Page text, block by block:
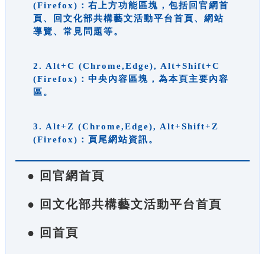
(Firefox)：右上方功能區塊，包括回官網首
頁、回文化部共構藝文活動平台首頁、網站
導覽、常見問題等。
2. Alt+C (Chrome,Edge), Alt+Shift+C
(Firefox)：中央內容區塊，為本頁主要內容
區。
3. Alt+Z (Chrome,Edge), Alt+Shift+Z
(Firefox)：頁尾網站資訊。
● 回官網首頁
● 回文化部共構藝文活動平台首頁
● 回首頁